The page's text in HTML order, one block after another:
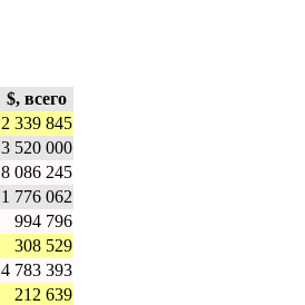
$, всего
2 339 845
3 520 000
8 086 245
1 776 062
994 796
308 529
4 783 393
212 639